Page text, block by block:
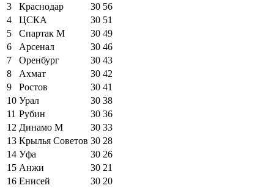
3
Краснодар 30 56
4
ЦСКА 30 51
5
Спартак М 30 49
6
Арсенал 30 46
7
Оренбург 30 43
8
Ахмат 30 42
9
Ростов 30 41
10 Урал 30 38
11 Рубин 30 36
12 Динамо М 30 33
13 Крылья Советов 30 28
14 Уфа 30 26
15 Анжи 30 21
16 Енисей 30 20